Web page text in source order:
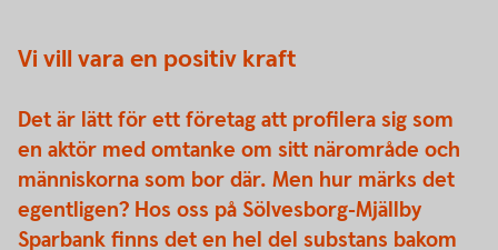
Vi vill vara en positiv kraft
Det är lätt för ett företag att profilera sig som
en aktör med omtanke om sitt närområde och
människorna som bor där. Men hur märks det
egentligen? Hos oss på Sölvesborg-Mjällby
Sparbank finns det en hel del substans bakom